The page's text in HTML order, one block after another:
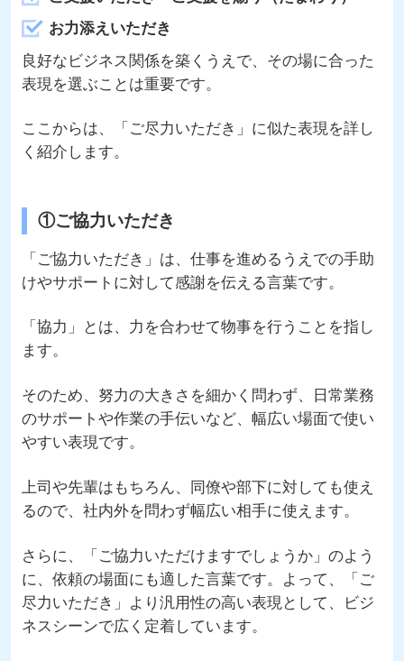
お力添えいただき
良好なビジネス関係を築くうえで、その場に合った
表現を選ぶことは重要です。
ここからは、「ご尽力いただき」に似た表現を詳し
く紹介します。
①ご協力いただき
「ご協力いただき」は、仕事を進めるうえでの手助
けやサポートに対して感謝を伝える言葉です。
「協力」とは、力を合わせて物事を行うことを指し
ます。
そのため、努力の大きさを細かく問わず、日常業務
のサポートや作業の手伝いなど、幅広い場面で使い
やすい表現です。
上司や先輩はもちろん、同僚や部下に対しても使え
るので、社内外を問わず幅広い相手に使えます。
さらに、「ご協力いただけますでしょうか」のよう
に、依頼の場面にも適した言葉です。よって、「ご
尽力いただき」より汎用性の高い表現として、ビジ
ネスシーンで広く定着しています。